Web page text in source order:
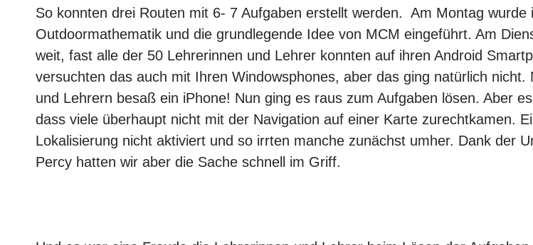
So konnten drei Routen mit 6- 7 Aufgaben erstellt werden. Am Montag wurde
Outdoormathematik und die grundlegende Idee von MCM eingeführt. Am
weit, fast alle der 50 Lehrerinnen und Lehrer konnten auf ihren Android
versuchten das auch mit Ihren Windowsphones, aber das ging natürlich nicht.
und Lehrern besaß ein iPhone! Nun ging es raus zum Aufgaben lösen. Aber
dass viele überhaupt nicht mit der Navigation auf einer Karte zurechtkamen.
Lokalisierung nicht aktiviert und so irrten manche zunächst umher. Dank der
Percy hatten wir aber die Sache schnell im Griff.